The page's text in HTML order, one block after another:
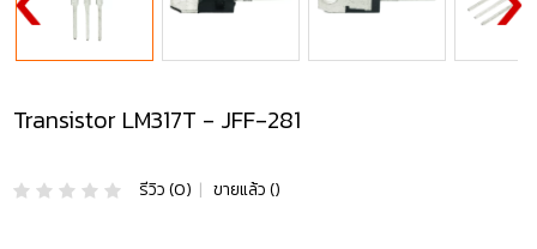
Transistor LM317T - JFF-281
รีวิว (0) | ขายแล้ว ()